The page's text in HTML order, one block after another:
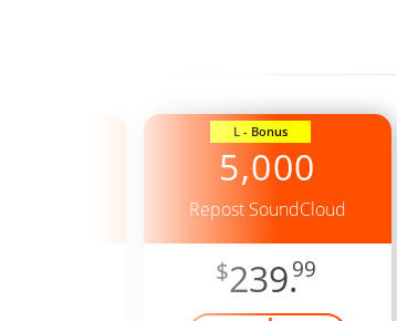
L - Bonus
5,000
Repost SoundCloud
$239.99